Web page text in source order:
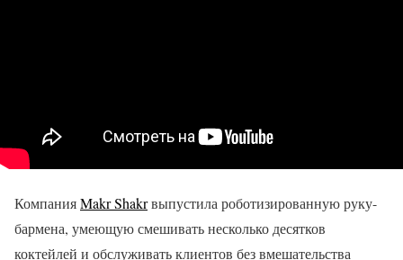
КомпанияMakr Shakrвыпустила роботизированную руку-
бармена, умеющую смешивать несколько десятков
коктейлей и обслуживать клиентов без вмешательства